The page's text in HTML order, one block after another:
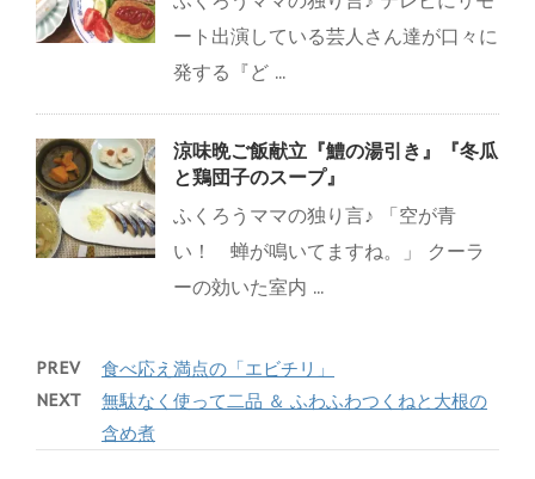
ート出演している芸人さん達が口々に
発する『ど ...
涼味晩ご飯献立『鱧の湯引き』『冬瓜
と鶏団子のスープ』
ふくろうママの独り言♪ 「空が青
い！ 蝉が鳴いてますね。」 クーラ
ーの効いた室内 ...
PREV 食べ応え満点の「エビチリ」
NEXT
無駄なく使って二品 ＆ ふわふわつくねと大根の
含め煮